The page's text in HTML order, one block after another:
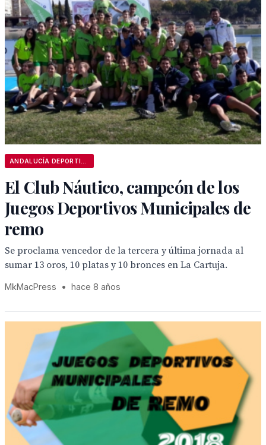
El Club Náutico, campeón de los
Juegos Deportivos Municipales de
remo
Se proclama vencedor de la tercera y última jornada al
sumar 13 oros, 10 platas y 10 bronces en La Cartuja.
MkMacPress • hace 8 años